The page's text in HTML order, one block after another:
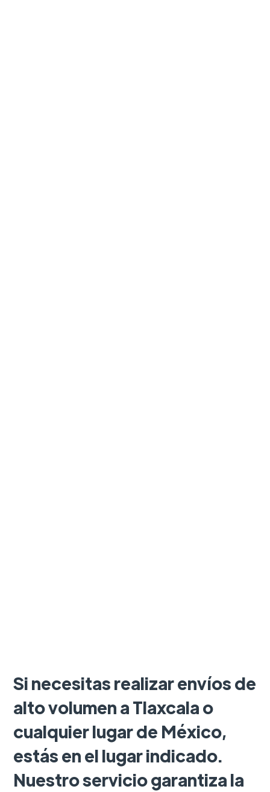
Si necesitas realizar envíos de
alto volumen a Tlaxcala o
cualquier lugar de México,
estás en el lugar indicado.
Nuestro servicio garantiza la